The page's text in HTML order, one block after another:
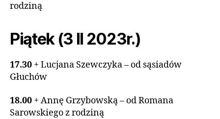
rodziną
Piątek (3 II 2023r.)
17.30 + Lucjana Szewczyka – od sąsiadów
Głuchów
18.00 + Annę Grzybowską – od Romana
Sarowskiego z rodziną